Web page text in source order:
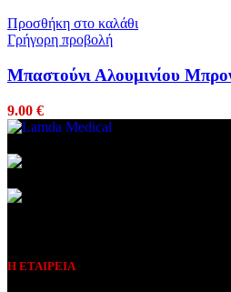
Προσθήκη στο καλάθι
Γρήγορη προβολή
Μπαστούνι Αλουμινίου
9.00 €
Η ΕΤΑΙΡΕΙΑ